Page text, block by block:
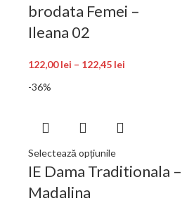
brodata Femei –
Ileana 02
122,00lei – 122,45 lei
-36%
Selectează opțiunile
IE Dama Traditionala –
Madalina